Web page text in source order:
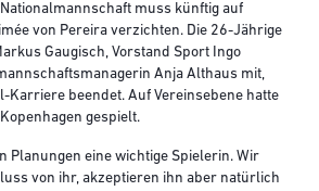
muss künftig auf
von Pereira verzichten. Die 26-Jährige
Gaugisch, Vorstand Sport Ingo
Anja Althaus mit,
Karriere beendet. Auf Vereinsebene hatte
gespielt.
Planungen eine wichtige Spielerin. Wir
von ihr, akzeptieren ihn aber natürlich